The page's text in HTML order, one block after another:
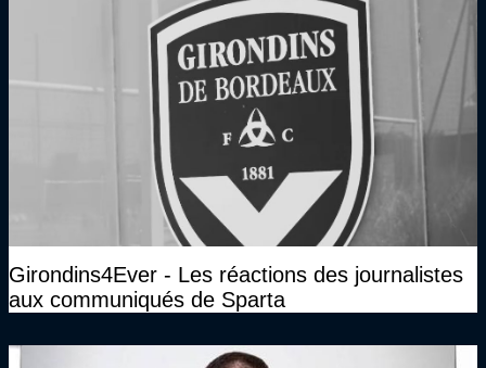
Girondins4Ever - Les réactions des journalistes
aux communiqués de Sparta